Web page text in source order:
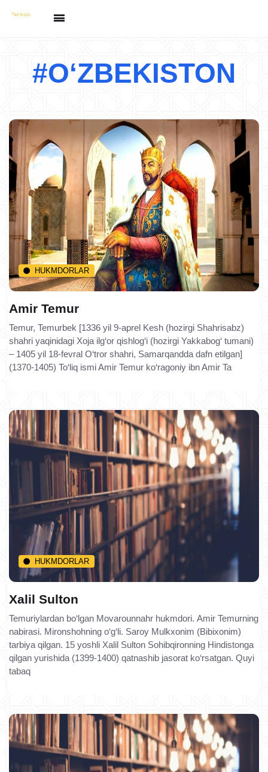
#OʻZBEKISTON
HUKMDORLAR
Amir Temur
Temur, Temurbek [1336 yil 9-aprel Kesh (hozirgi Shahrisabz)
shahri yaqinidagi Xoja ilg‘or qishlog‘i (hozirgi Yakkabog‘ tumani)
– 1405 yil 18-fevral O‘tror shahri, Samarqandda dafn etilgan]
(1370-1405) To‘liq ismi Amir Temur ko‘ragoniy ibn Amir Ta
HUKMDORLAR
Xalil Sulton
Temuriylardan bo‘lgan Movarounnahr hukmdori. Amir Temurning
nabirasi. Mironshohning o‘g‘li. Saroy Mulkxonim (Bibixonim)
tarbiya qilgan. 15 yoshli Xalil Sulton Sohibqironning Hindistonga
qilgan yurishida (1399-1400) qatnashib jasorat ko‘rsatgan. Quyi
tabaq